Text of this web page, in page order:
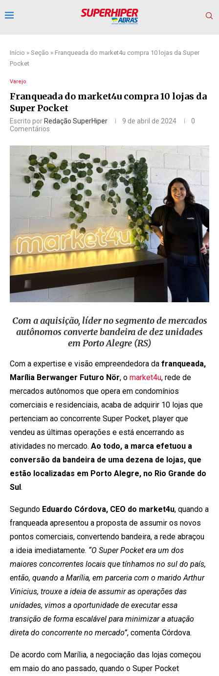
Início » Seção » Franqueada do market4u compra 10 lojas da Super
Pocket
Varejo
Franqueada do market4u compra 10 lojas da
Super Pocket
Escrito porRedação SuperHiper 9 de abril de 2024
0
Comentários
Com a aquisição, líder no segmento de mercados
autônomos converte bandeira de dez unidades
em Porto Alegre (RS)
Com a expertise e visão empreendedora da franqueada,
Marília Berwanger Futuro Nör, o market4u, rede de
mercados autônomos que opera em condomínios
comerciais e residenciais, acaba de adquirir 10 lojas que
pertenciam ao concorrente Super Pocket, player que
vendeu as últimas operações e está encerrando as
atividades no mercado. Ao todo, a marca efetuou a
conversão da bandeira de uma dezena de lojas, que
estão localizadas em Porto Alegre, no Rio Grande do
Sul.
Segundo Eduardo Córdova, CEO do market4u, quando a
franqueada apresentou a proposta de assumir os novos
pontos comerciais, convertendo bandeira, a rede abraçou
a ideia imediatamente. “O Super Pocket era um dos
maiores concorrentes locais que tínhamos no sul do país,
então, quando a Marília, em parceria com o marido Arthur
Vinicius, trouxe a ideia de assumir as operações das
unidades, vimos a oportunidade de executar essa
transição de forma escalável para minimizar a atuação
direta do concorrente no mercado”, comenta Córdova.
De acordo com Marília, a negociação das lojas começou
em maio do ano passado, quando o Super Pocket